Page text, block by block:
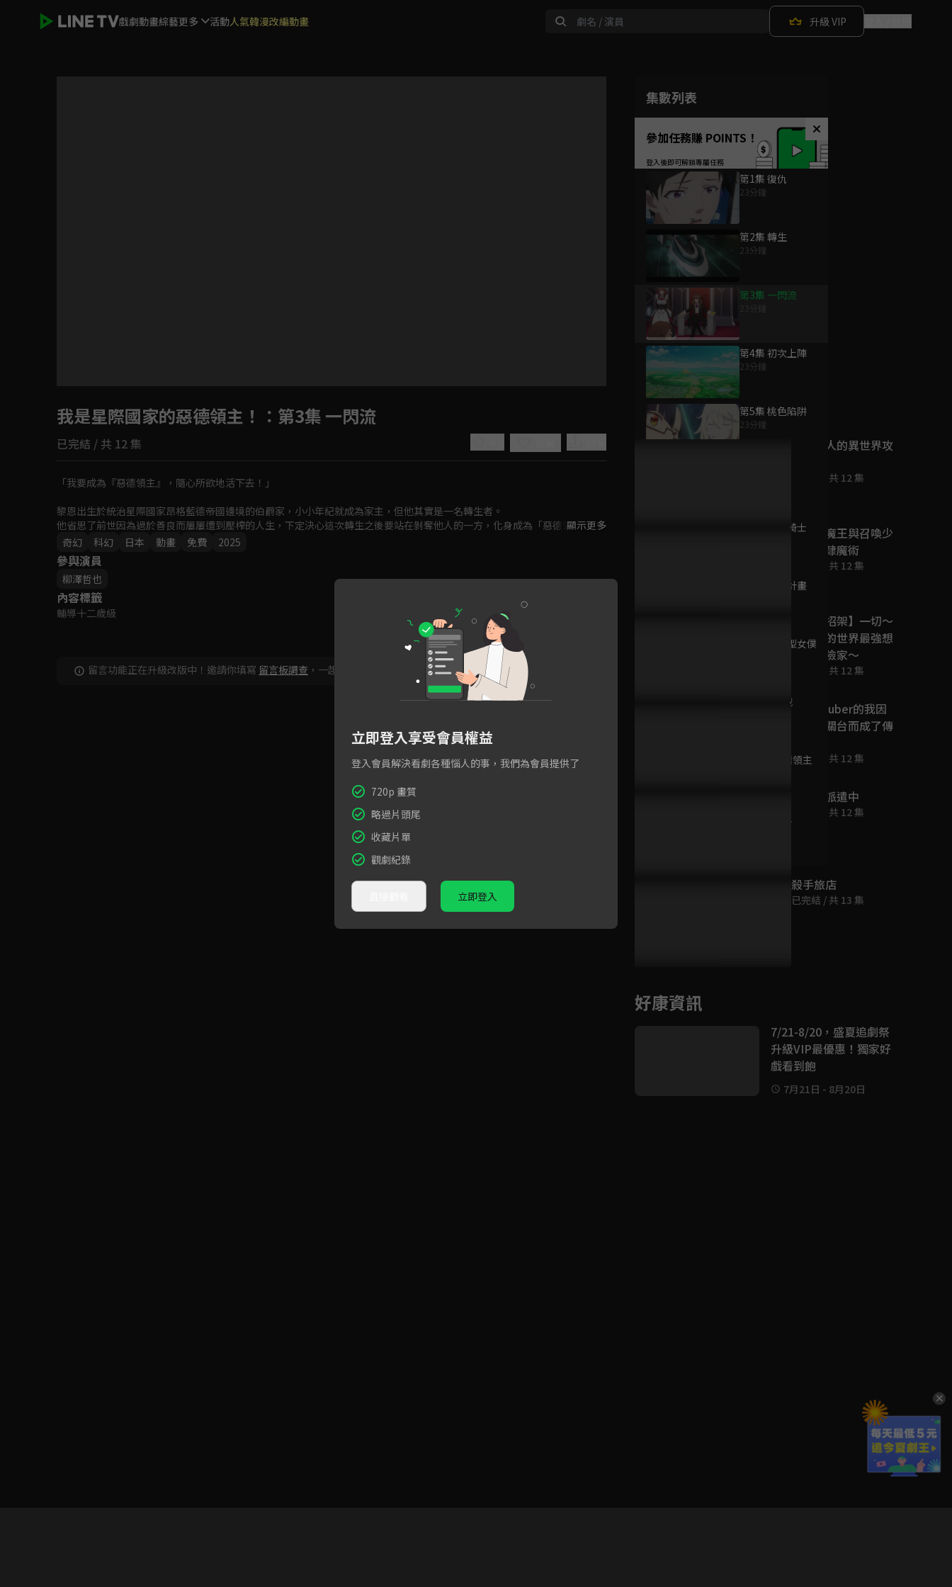
戲劇動畫綜藝更多 活動人氣韓漫改編動畫 升級 VIP
如有不便請見諒
集數列表
參加任務賺 POINTS！
第1集 復仇
23分鐘
第2集 轉生
23分鐘
第3集 一閃流
第4集 初次上陣
23分鐘
第5集 桃色陷阱
23分鐘
第7集 公主騎士
第8集 後宮計畫
第9集 量產型女僕
第10集 決戰
第11集 惡德領主
第12集 家人
我是星際國家的惡德領主！ ：第3集 一閃流
已完結 / 共 12 集
「我要成為『惡德領主』，隨心所欲地活下去！」
黎恩出生於統治星際國家昂格藍德帝國邊境的伯爵家，小小年紀就成為家主，但他其實是一名轉生者。
他省思了前世因為過於善良而屢屢遭到壓榨的人生，下定決心這次轉生之後要站在剝奪他人的一方，化身成為「惡德領主」來
欺壓百姓！
然而，事情卻沒那麼順利──
黎恩明明已經擺出了自己心目中「惡德領主」的樣子，但不知道為什麼，人民卻反而很感謝他，好感度不斷上升！？
以魔法與機器人共存的星際國家為舞台，這部超銀河規模的會錯意領地經營譚，就此隆重揭開序幕！！
顯示更多
奇幻
科幻 日本 動畫 免費 2025
參與演員
柳澤哲也
內容標籤
輔導十二歲級
留言功能正在升級改版中！邀請你填寫 留言板調查 ，一起共創新版留言功能！
為您推薦
孤單一人的異世界攻
已完結 / 共 12 集
異世界魔王與召喚少
女的奴隸魔術
已完結 / 共 12 集
我要【招架】一切～
反誤解的世界最強想
成為冒險家～
已完結 / 共 12 集
身為VTuber的我因
為忘記關台而成了傳
已完結 / 共 12 集
戰鬥員派遣中
已完結 / 共 12 集
殺手旅店
已完結 / 共 13 集
好康資訊
7/21-8/20，盛夏追劇祭
升級VIP最優惠！獨家好
戲看到飽
7月21日 - 8月20日
立即登入享受會員權益
登入會員解決看劇各種惱人的事，我們為會員提供了
720p 畫質
略過片頭尾
收藏片單
觀劇紀錄
立即登入